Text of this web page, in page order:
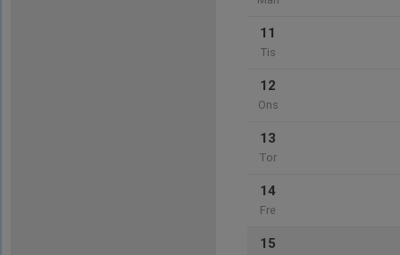
11
Tis
12
Ons
13
Tor
14
Fre
15